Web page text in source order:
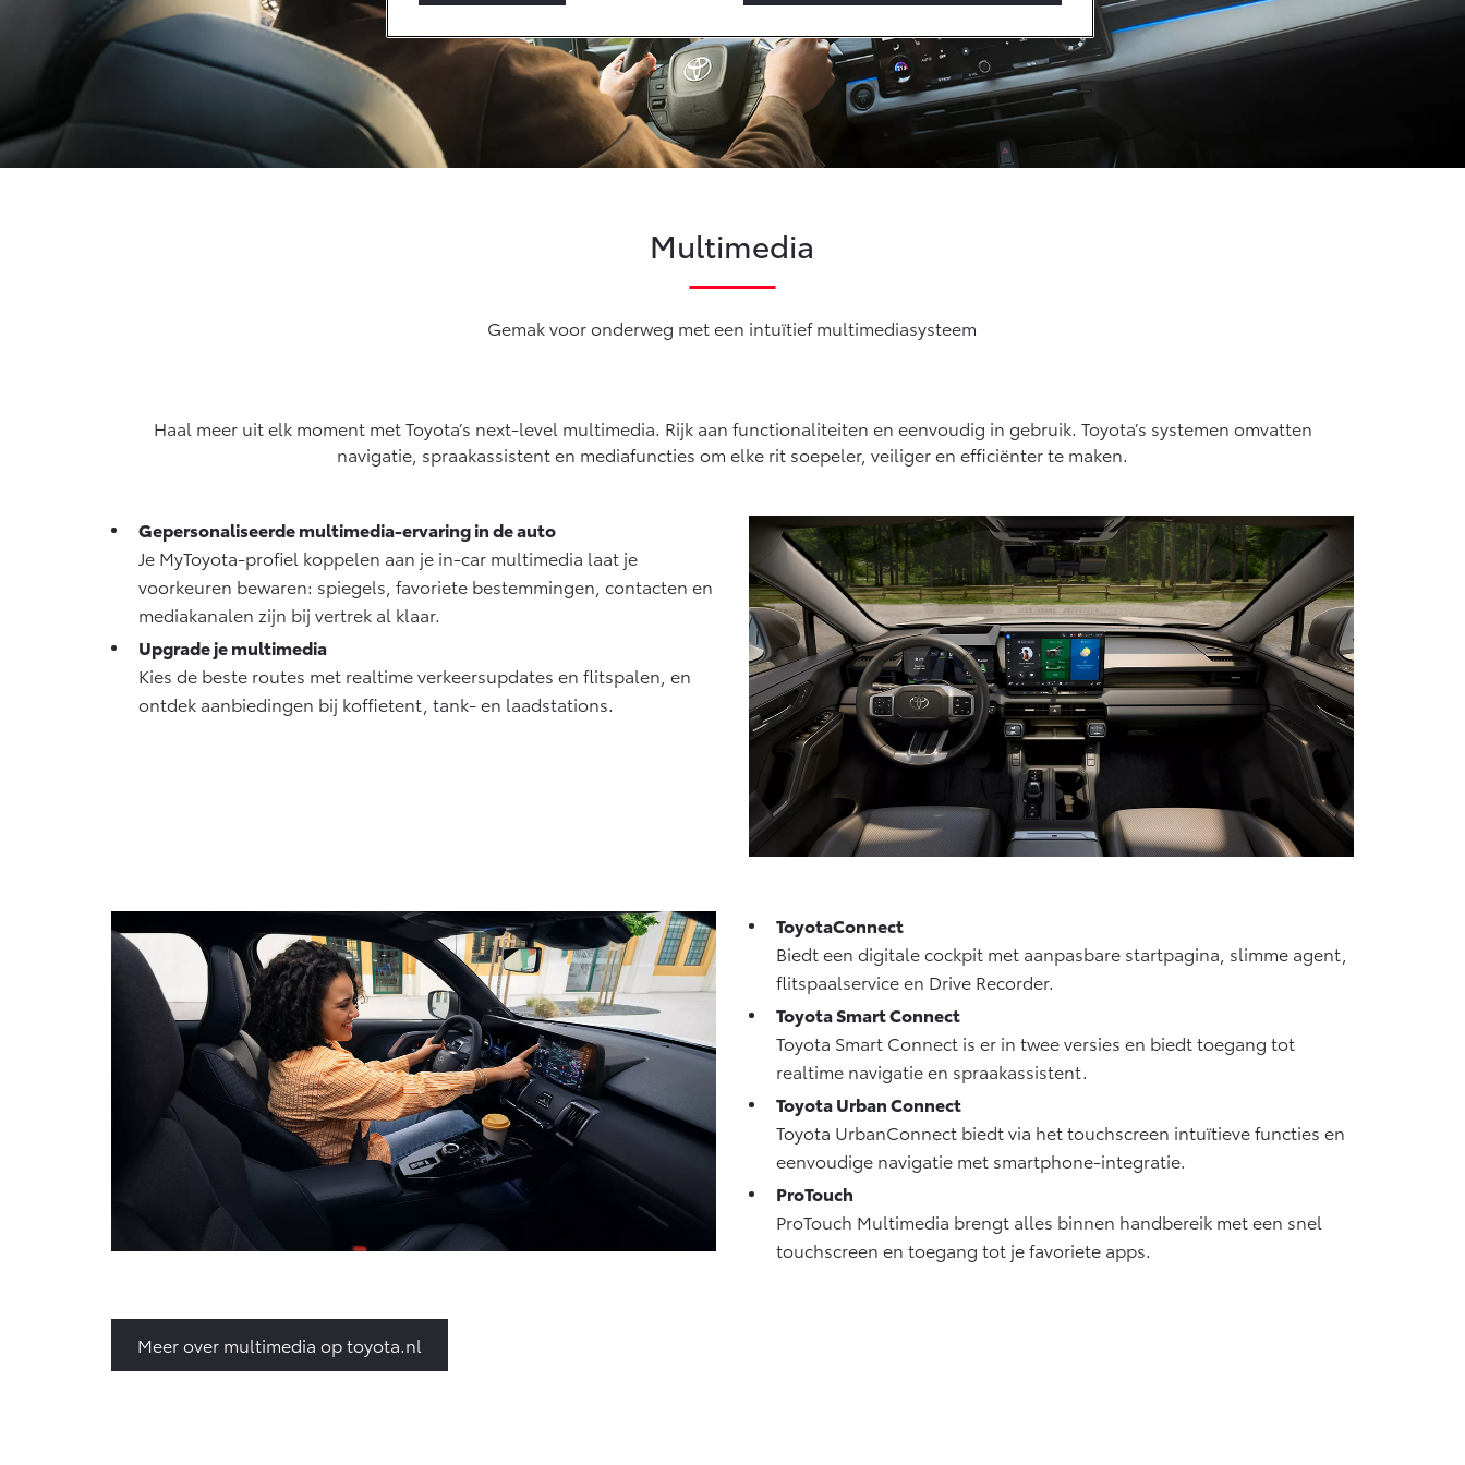
Connected
Connected Services
MyToyota login
Navigatie updates
Multimedia
Gemak voor onderweg met een intuïtief multimediasysteem
Haal meer uit elk moment met Toyota’s next-level multimedia. Rijk aan functionaliteiten en eenvoudig in gebruik. Toyota’s systemen omvatten
navigatie, spraakassistent en mediafuncties om elke rit soepeler, veiliger en efficiënter te maken.
Gepersonaliseerde multimedia-ervaring in de auto
Je MyToyota-profiel koppelen aan je in-car multimedia laat je
voorkeuren bewaren: spiegels, favoriete bestemmingen, contacten en
mediakanalen zijn bij vertrek al klaar.
Upgrade je multimedia
Kies de beste routes met realtime verkeersupdates en flitspalen, en
ontdek aanbiedingen bij koffietent, tank- en laadstations.
ToyotaConnect
Biedt een digitale cockpit met aanpasbare startpagina, slimme agent,
flitspaalservice en Drive Recorder.
Toyota Smart Connect
Toyota Smart Connect is er in twee versies en biedt toegang tot
realtime navigatie en spraakassistent.
Toyota Urban Connect
Toyota UrbanConnect biedt via het touchscreen intuïtieve functies en
eenvoudige navigatie met smartphone-integratie.
ProTouch
ProTouch Multimedia brengt alles binnen handbereik met een snel
touchscreen en toegang tot je favoriete apps.
Meer over multimedia op toyota.nl